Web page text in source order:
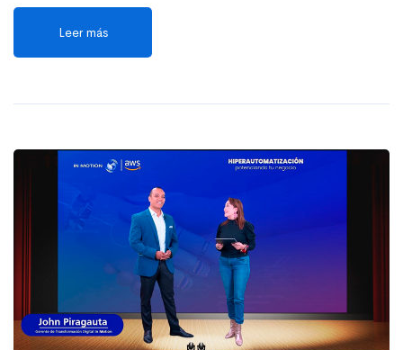
Leer más